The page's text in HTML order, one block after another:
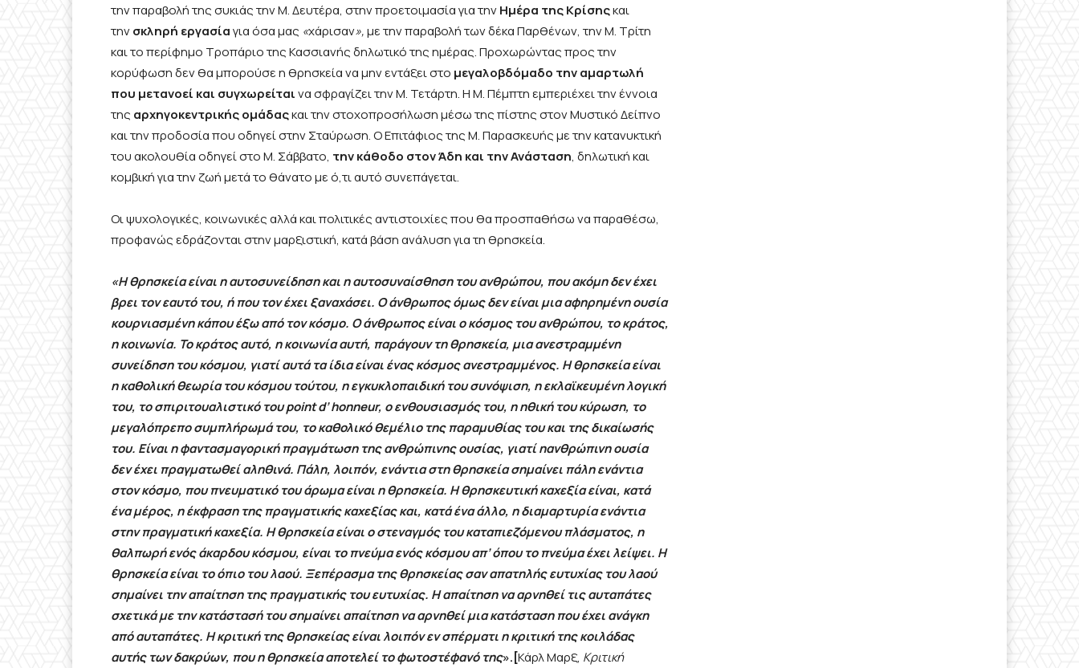
την παραβολή της συκιάς την Μ. Δευτέρα, στην προετοιμασία για τηνΗμέρα της Κρίσηςκαι
τηνσκληρή εργασίαγια όσα μας «χάρισαν»,με την παραβολή των δέκα Παρθένων, την Μ. Τρίτη
και το περίφημο Τροπάριο της Κασσιανής δηλωτικό της ημέρας. Προχωρώντας προς την
κορύφωση δεν θα μπορούσε η θρησκεία να μην εντάξει στο μεγαλοβδόμαδο την αμαρτωλή
που μετανοεί και συγχωρείταινα σφραγίζει την Μ. Τετάρτη. Η Μ. Πέμπτη εμπεριέχει την έννοια
της αρχηγοκεντρικής ομάδαςκαι την στοχοπροσήλωση μέσω της πίστης στον Μυστικό Δείπνο
και την προδοσία που οδηγεί στην Σταύρωση. Ο Επιτάφιος της Μ. Παρασκευής με την κατανυκτική
του ακολουθία οδηγεί στο Μ. Σάββατο, την κάθοδο στον Άδη και την Ανάσταση, δηλωτική και
κομβική για την ζωή μετά το θάνατο με ό,τι αυτό συνεπάγεται.
Οι ψυχολογικές, κοινωνικές αλλά και πολιτικές αντιστοιχίες που θα προσπαθήσω να παραθέσω,
προφανώς εδράζονται στην μαρξιστική, κατά βάση ανάλυση για τη θρησκεία.
«Η θρησκεία είναι η αυτοσυνείδηση και η αυτοσυναίσθηση του ανθρώπου, που ακόμη δεν έχει
βρει τον εαυτό του, ή που τον έχει ξαναχάσει. Ο άνθρωπος όμως δεν είναι μια αφηρημένη ουσία
κουρνιασμένη κάπου έξω από τον κόσμο. O άνθρωπος είναι ο κόσμος του ανθρώπου, το κράτος,
η κοινωνία. Το κράτος αυτό, η κοινωνία αυτή, παράγουν τη θρησκεία, μια ανεστραμμένη
συνείδηση του κόσμου, γιατί αυτά τα ίδια είναι ένας κόσμος ανεστραμμένος. Η θρησκεία είναι
η καθολική θεωρία του κόσμου τούτου, η εγκυκλοπαιδική του συνόψιση, η εκλαϊκευμένη λογική
του, το σπιριτουαλιστικό του point d’ honneur, ο ενθουσιασμός του, η ηθική του κύρωση, το
μεγαλόπρεπο συμπλήρωμά του, το καθολικό θεμέλιο της παραμυθίας του και της δικαίωσής
του. Είναι η φαντασμαγορική πραγμάτωση της ανθρώπινης ουσίας, γιατί ηανθρώπινη ουσία
δεν έχει πραγματωθεί αληθινά. Πάλη, λοιπόν, ενάντια στη θρησκεία σημαίνει πάλη ενάντια
στον κόσμο, που πνευματικό του άρωμα είναι η θρησκεία. Η θρησκευτική καχεξία είναι, κατά
ένα μέρος, η έκφραση της πραγματικής καχεξίας και, κατά ένα άλλο, η διαμαρτυρία ενάντια
στην πραγματική καχεξία. Η θρησκεία είναι ο στεναγμός του καταπιεζόμενου πλάσματος, η
θαλπωρή ενός άκαρδου κόσμου, είναι το πνεύμα ενός κόσμου απ’ όπου το πνεύμα έχει λείψει. Η
θρησκεία είναι το όπιο του λαού. Ξεπέρασμα της θρησκείας σαν απατηλής ευτυχίας του λαού
σημαίνει την απαίτηση της πραγματικής του ευτυχίας. Η απαίτηση να αρνηθεί τις αυταπάτες
σχετικά με την κατάστασή του σημαίνει απαίτηση να αρνηθεί μια κατάσταση που έχει ανάγκη
από αυταπάτες. Η κριτική της θρησκείας είναι λοιπόν εν σπέρματι η κριτική της κοιλάδας
αυτής των δακρύων, που η θρησκεία αποτελεί το φωτοστέφανό της».[Κάρλ Μαρξ, Κριτική